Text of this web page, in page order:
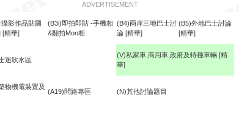
ADVERTISEMENT
影作品貼圖
[精華]
(B3i)即拍即貼 -手機相
&翻拍Mon相
(B4)兩岸三地巴士討
論 [精華]
(B5)外地巴士討論
[精華]
迷吹水區
(V)私家車,商用車,政府及特種車輛 [精
華]
物機電裝置及
(A19)問路專區 (N)其他討論題目